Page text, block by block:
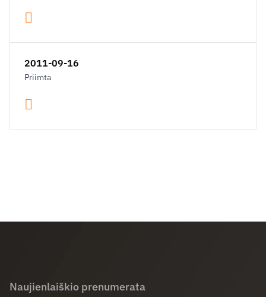
2011-09-16
Priimta
Naujienlaiškio prenumerata